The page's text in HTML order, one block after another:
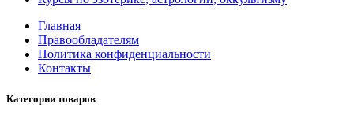
Главная
Правообладателям
Политика конфиденциальности
Контакты
Категории товаров